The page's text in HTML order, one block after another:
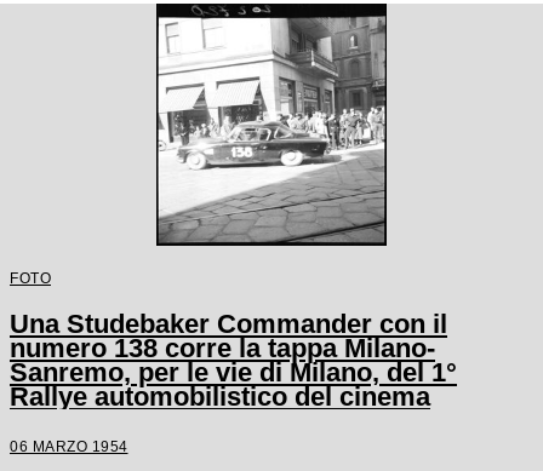
FOTO
Una Studebaker Commander con il
numero 138 corre la tappa Milano-
Sanremo, per le vie di Milano, del 1°
Rallye automobilistico del cinema
06 MARZO 1954